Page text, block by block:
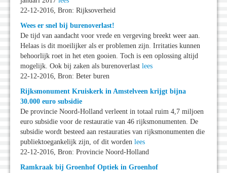
22-12-2016, Bron: Rijksoverheid
Wees er snel bij burenoverlast!
De tijd van aandacht voor vrede en vergeving breekt weer aan.
Helaas is dit moeilijker als er problemen zijn. Irritaties kunnen
behoorlijk roet in het eten gooien. Toch is een oplossing altijd
mogelijk. Ook bij zaken als burenoverlast lees
22-12-2016, Bron: Beter buren
Rijksmonument Kruiskerk in Amstelveen krijgt bijna
30.000 euro subsidie
De provincie Noord-Holland verleent in totaal ruim 4,7 miljoen
euro subsidie voor de restauratie van 46 rijksmonumenten. De
subsidie wordt besteed aan restauraties van rijksmonumenten die
publiektoegankelijk zijn, of dit worden lees
22-12-2016, Bron: Provincie Noord-Holland
Ramkraak bij Groenhof Optiek in Groenhof